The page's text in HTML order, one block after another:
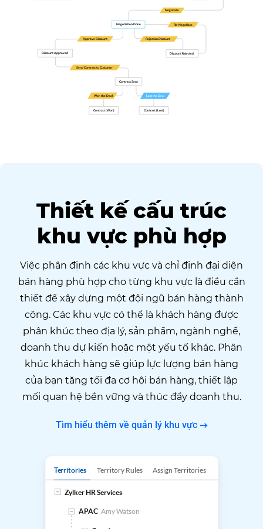
Thiết kế cấu trúc
khu vực phù hợp
Việc phân định các khu vực và chỉ định đại diện
bán hàng phù hợp cho từng khu vực là điều cần
thiết để xây dựng một đội ngũ bán hàng thành
công. Các khu vực có thể là khách hàng được
phân khúc theo địa lý, sản phẩm, ngành nghề,
doanh thu dự kiến ​​hoặc một yếu tố khác. Phân
khúc khách hàng sẽ giúp lực lượng bán hàng
của bạn tăng tối đa cơ hội bán hàng, thiết lập
mối quan hệ bền vững và thúc đẩy doanh thu.
Tìm hiểu thêm về quản lý khu vực